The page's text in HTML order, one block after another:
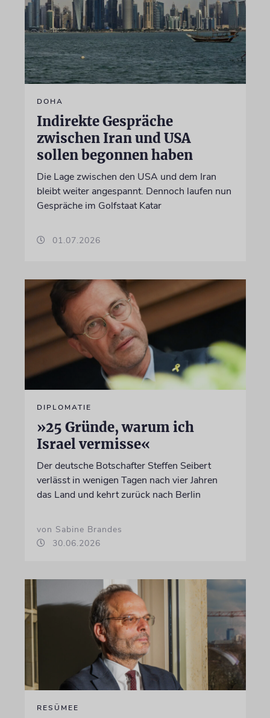
DOHA
Indirekte Gespräche
zwischen Iran und USA
sollen begonnen haben
Die Lage zwischen den USA und dem Iran
bleibt weiter angespannt. Dennoch laufen nun
Gespräche im Golfstaat Katar
01.07.2026
DIPLOMATIE
»25 Gründe, warum ich
Israel vermisse«
Der deutsche Botschafter Steffen Seibert
verlässt in wenigen Tagen nach vier Jahren
das Land und kehrt zurück nach Berlin
von Sabine Brandes
30.06.2026
RESÜMEE